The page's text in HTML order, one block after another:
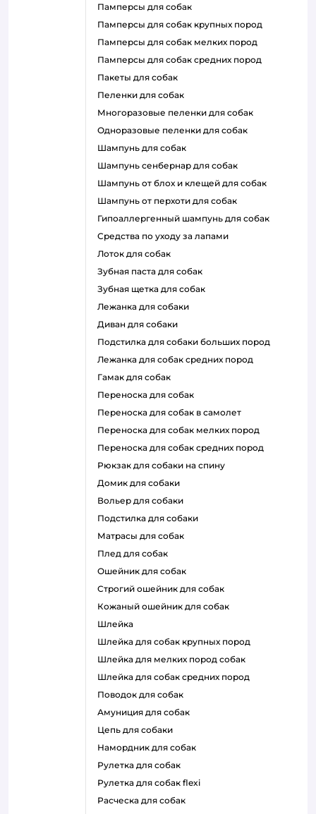
памперсы для собак
памперсы для собак крупных пород
памперсы для собак мелких пород
памперсы для собак средних пород
пакеты для собак
пеленки для собак
многоразовые пеленки для собак
одноразовые пеленки для собак
шампунь для собак
шампунь сенбернар для собак
шампунь от блох и клещей для собак
шампунь от перхоти для собак
гипоаллергенный шампунь для собак
средства по уходу за лапами
лоток для собак
зубная паста для собак
зубная щетка для собак
лежанка для собаки
диван для собаки
подстилка для собаки больших пород
лежанка для собак средних пород
гамак для собак
переноска для собак
переноска для собак в самолет
переноска для собак мелких пород
переноска для собак средних пород
рюкзак для собаки на спину
домик для собаки
вольер для собаки
подстилка для собаки
матрасы для собак
плед для собак
ошейник для собак
строгий ошейник для собак
кожаный ошейник для собак
шлейка
шлейка для собак крупных пород
шлейка для мелких пород собак
шлейка для собак средних пород
поводок для собак
амуниция для собак
цепь для собаки
намордник для собак
рулетка для собак
рулетка для собак flexi
расческа для собак